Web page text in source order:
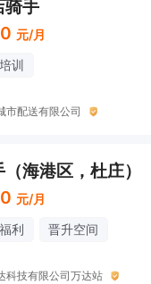
骑手
元/月
训
市配送有限公司
海港区，杜庄）
元/月
利 晋升空间
科技有限公司万达站